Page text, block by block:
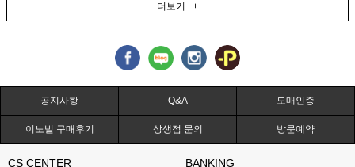
더보기 +
공지사항 Q&A 도매인증
이노빌 구매후기 상생점 문의 방문예약
CS CENTER BANKING